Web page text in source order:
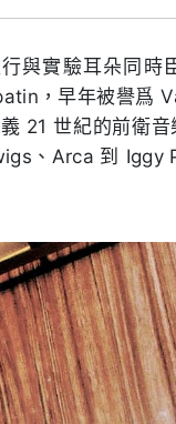
與實驗耳朵同時
，早年被譽爲
21 世紀的前衛音
、Arca 到 Iggy